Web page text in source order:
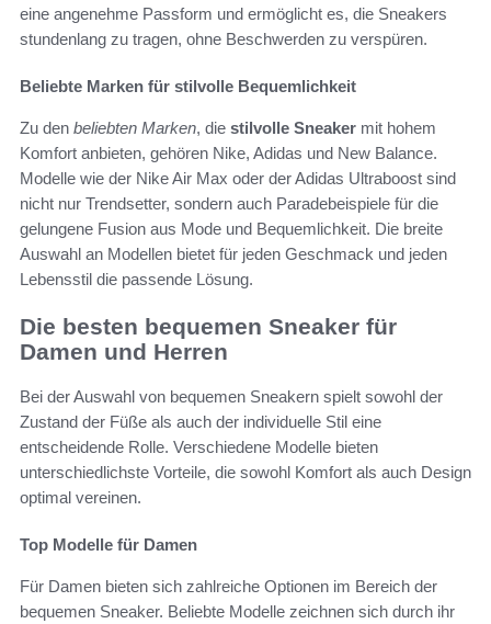
eine angenehme Passform und ermöglicht es, die Sneakers
stundenlang zu tragen, ohne Beschwerden zu verspüren.
Beliebte Marken für stilvolle Bequemlichkeit
Zu den beliebten Marken, die stilvolle Sneaker mit hohem
Komfort anbieten, gehören Nike, Adidas und New Balance.
Modelle wie der Nike Air Max oder der Adidas Ultraboost sind
nicht nur Trendsetter, sondern auch Paradebeispiele für die
gelungene Fusion aus Mode und Bequemlichkeit. Die breite
Auswahl an Modellen bietet für jeden Geschmack und jeden
Lebensstil die passende Lösung.
Die besten bequemen Sneaker für
Damen und Herren
Bei der Auswahl von bequemen Sneakern spielt sowohl der
Zustand der Füße als auch der individuelle Stil eine
entscheidende Rolle. Verschiedene Modelle bieten
unterschiedlichste Vorteile, die sowohl Komfort als auch Design
optimal vereinen.
Top Modelle für Damen
Für Damen bieten sich zahlreiche Optionen im Bereich der
bequemen Sneaker. Beliebte Modelle zeichnen sich durch ihr